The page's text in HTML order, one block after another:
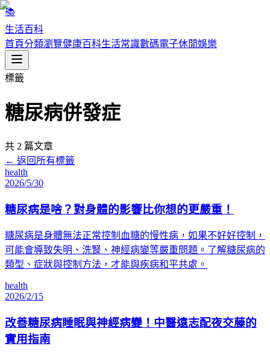
📚
生活百科
首頁分類瀏覽健康百科生活常識數碼電子休閒娛樂
標籤
糖尿病併發症
共 2 篇文章
← 返回所有標籤
health
2026/5/30
糖尿病是啥？對身體的影響比你想的更嚴重！
糖尿病是身體無法正常控制血糖的慢性病，如果不好好控制，
可能會導致失明、洗腎、神經病變等嚴重問題。了解糖尿病的
類型、症狀與控制方法，才能與疾病和平共處。
health
2026/2/15
改善糖尿病睡眠與神經病變！中醫遠志配夜交藤的
實用指南